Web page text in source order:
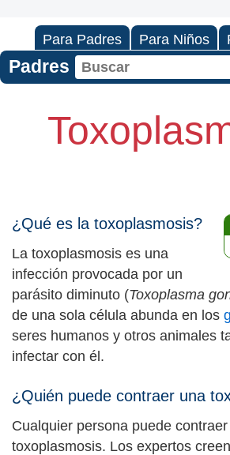
Para Padres Para Niños
Padres
¿Qué es la toxoplasmosis?
La toxoplasmosis es una
infección provocada por un
parásito diminuto (Toxoplasma
de una sola célula abunda en los
seres humanos y otros animales
infectar con él.
¿Quién puede contraer una
Cualquier persona puede
toxoplasmosis. Los expertos